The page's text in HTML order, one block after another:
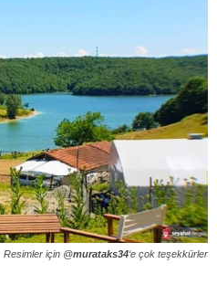
Resimler için @murataks34‘e çok teşekkürler